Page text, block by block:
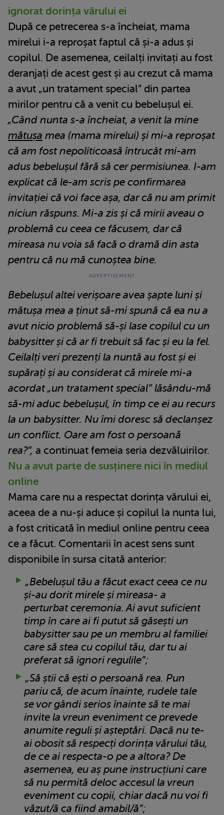
ignorat dorința vărului ei
După ce petrecerea s-a încheiat, mama
mirelui i-a reproșat faptul că și-a adus și
copilul. De asemenea, ceilalți invitați au fost
deranjați de acest gest și au crezut că mama
a avut „un tratament special” din partea
mirilor pentru că a venit cu bebelușul ei.
„Când nunta s-a încheiat, a venit la mine
mătușa mea (mama mirelui) și mi-a reproșat
că am fost nepoliticoasă întrucât mi-am
adus bebelușul fără să cer permisiunea. I-am
explicat că le-am scris pe confirmarea
invitației că voi face așa, dar că nu am primit
niciun răspuns. Mi-a zis și că mirii aveau o
problemă cu ceea ce făcusem, dar că
mireasa nu voia să facă o dramă din asta
pentru că nu mă cunoștea bine.
Bebelușul altei verișoare avea șapte luni și
mătușa mea a ținut să-mi spună că ea nu a
avut nicio problemă să-și lase copilul cu un
babysitter și că ar fi trebuit să fac și eu la fel.
Ceilalți veri prezenți la nuntă au fost și ei
supărați și au considerat că mirele mi-a
acordat „un tratament special” lăsându-mă
să-mi aduc bebelușul, în timp ce ei au recurs
la un babysitter. Nu îmi doresc să declanșez
un conflict. Oare am fost o persoană
rea?”, a continuat femeia seria dezvăluirilor.
Nu a avut parte de susținere nici în mediul
online
Mama care nu a respectat dorința vărului ei,
aceea de a nu-și aduce și copilul la nunta lui,
a fost criticată în mediul online pentru ceea
ce a făcut. Comentarii în acest sens sunt
disponibile în sursa citată anterior:
„Bebelușul tău a făcut exact ceea ce nu
și-au dorit mirele și mireasa- a
perturbat ceremonia. Ai avut suficient
timp în care ai fi putut să găsești un
babysitter sau pe un membru al familiei
care să stea cu copilul tău, dar tu ai
preferat să ignori regulile”;
„Să știi că ești o persoană rea. Pun
pariu că, de acum înainte, rudele tale
se vor gândi serios înainte să te mai
invite la vreun eveniment ce prevede
anumite reguli și așteptări. Dacă nu te-
ai obosit să respecți dorința vărului tău,
de ce ai respecta-o pe a altora? De
asemenea, eu aș pune instrucțiuni care
să nu permită deloc accesul la vreun
eveniment cu copii, chiar dacă nu voi fi
văzut/ă ca fiind amabil/ă”;